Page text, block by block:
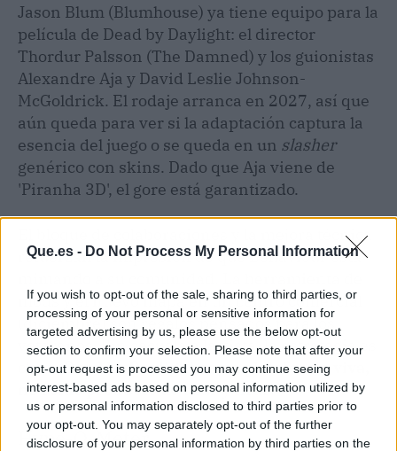
Que.es - Do Not Process My Personal Information
If you wish to opt-out of the sale, sharing to third parties, or
processing of your personal or sensitive information for
targeted advertising by us, please use the below opt-out
section to confirm your selection. Please note that after your
opt-out request is processed you may continue seeing
interest-based ads based on personal information utilized by
us or personal information disclosed to third parties prior to
your opt-out. You may separately opt-out of the further
disclosure of your personal information by third parties on the
Jason Blum (Blumhouse) ya tiene equipo para la
película de Dead by Daylight: el director
Thordur Palsson (The Damned) y los guionistas
Alexandre Aja y David Leslie Johnson-
McGoldrick. El rodaje arranca en 2027, así que
aún queda para ver si la adaptación captura la
esencia del juego o se queda en un slasher
genérico con skins. Dado que Aja viene de
'Piranha 3D', el gore está garantizado.
El bloque de colaboraciones y la mejora técnica
refuerzan la impresión de que Behaviour está
mods y el nuevo mapa en un centro comercial
(diciembre) son regalos pensados para los
veteranos. Sin secuela a la vista, la estrategia es
clara:Dead by Daylight como plataforma viva,
no como producto de usar y tirar.
Hype-O-Meter